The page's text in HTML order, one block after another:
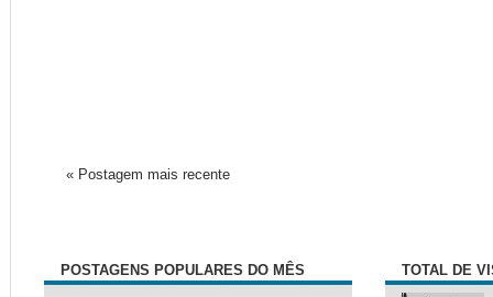
« Postagem mais recente
POSTAGENS POPULARES DO MÊS TOTAL DE